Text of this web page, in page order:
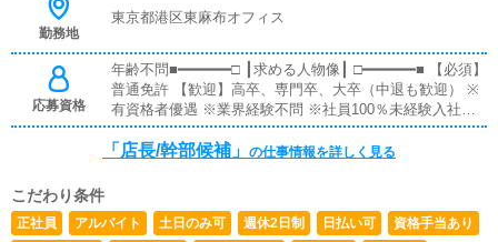
ング※業務や環境に慣れるまでしっかりサポートします！
勤務地
東京都港区東麻布オフィス
応募資格
年齢不問■━━━━━━□ ┃求める人物像┃ □━━━━━━■ 【必須】
普通免許 【歓迎】高卒、専門卒、大卒（中退も歓迎） ※
有資格者優遇 ※業界経験不問 ※社員100％未経験入社（業
界未経験者でも当社では活躍できます！） ※PCでグーグ
ル検索できるレベルであれば問題ありません！！
「店長/幹部候補」 の仕事情報を詳しく見る
こだわり条件
正社員 アルバイト 土日のみ可 週休2日制 日払い可
資格手当あり